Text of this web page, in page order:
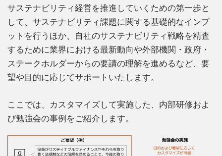
サステナビリティ経営を推進していくための第一歩と
して、サステナビリティ課題に関する基礎的なインプ
ットを行うほか、自社のサステナビリティ戦略を精査
するために業界における最新動向や外部機関・政府・
ステークホルダーからの要請の理解を進めるなど、要
望や目的に応じてサポートいたします。
ここでは、カスタマイズして実施した、内部研修およ
び勉強会の事例をご紹介します。